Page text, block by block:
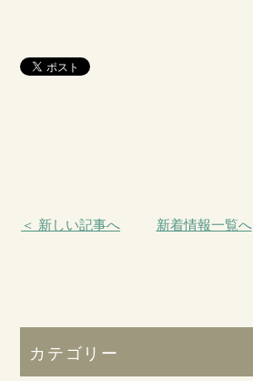
＜ 新しい記事へ 新着情報一覧へ
カテゴリー